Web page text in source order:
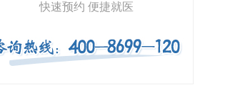
快速预约 便捷就医